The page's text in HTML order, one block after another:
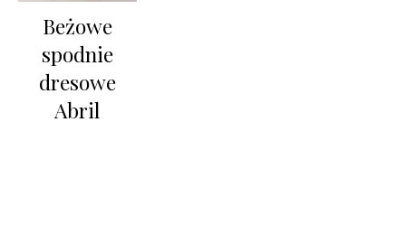
Beżowe
spodnie
dresowe
Abril